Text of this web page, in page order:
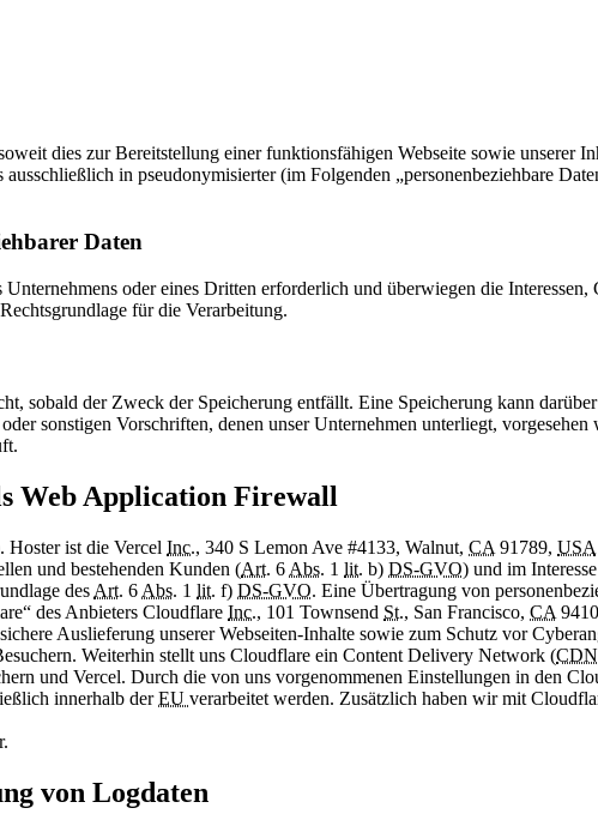
dies zur Bereitstellung einer funktionsfähigen Webseite sowie unserer
in pseudonymisierter (im Folgenden „personenbeziehbare
Daten
oder eines Dritten erforderlich und überwiegen die
für die Verarbeitung.
sobald der Zweck der Speicherung entfällt. Eine Speicherung kann
sonstigen Vorschriften, denen unser Unternehmen unterliegt,
Web Application Firewall
Hoster ist die Vercel Inc., 340 S Lemon Ave #4133, Walnut, CA 91789, USA
und bestehenden Kunden (Art. 6 Abs. 1 lit. b) DS-GVO) und im
des Art. 6 Abs. 1 lit. f) DS-GVO. Eine Übertragung von
des Anbieters Cloudflare Inc., 101 Townsend St., San Francisco, CA
Auslieferung unserer Webseiten-Inhalte sowie zum Schutz vor
Weiterhin stellt uns Cloudflare ein Content Delivery Network (CDN
und Vercel. Durch die von uns vorgenommenen Einstellungen in den
innerhalb derEU verarbeitet werden. Zusätzlich haben wir mit
von Logdaten